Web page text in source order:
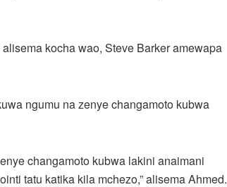
kocha wao, Steve Barker amewapa
ngumu na zenye changamoto kubwa
changamoto kubwa lakini anaimani
tatu katika kila mchezo,” alisema Ahmed.